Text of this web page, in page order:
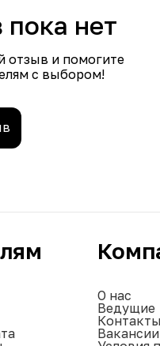
нет
отзыв и помогите
с выбором!
О нас
Ведущие
Контакты
Вакансии